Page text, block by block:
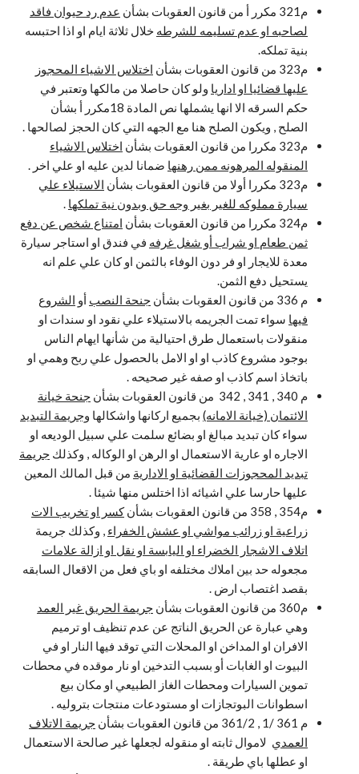
م321 مكرر أ من قانون العقوبات بشأن
عدم رد حيوان فاقد
لصاحبه او عدم تسليمه للشرطه خلال ثلاثة ايام او اذا احتبسه
بنية تملكه.
م323 من قانون العقوبات بشأن
اختلاس الاشياء المحجوز
عليها قضائيا او اداريا ولو كان حاصلا من مالكها وتعتبر في
حكم السرقه الا انها يشملها نص المادة 18مكرر أ بشأن
الصلح , ويكون الصلح هنا مع الجهه التي كان الحجز لصالحها .
م323 مكررا من قانون العقوبات بشأن
اختلاس الاشياء
المنقوله المرهونه ممن رهنها ضمانا لدين عليه او علي اخر .
م323 مكررا أولا من قانون العقوبات بشأن
الاستيلاء علي
سيارة مملوكه للغير بغير وجه حق وبدون نية تملكها
م324 مكررا من قانون العقوبات بشأن
امتناع شخص عن دفع
ثمن طعام او شراب أو شغل غرفه في فندق او استاجر سيارة
معدة للايجار او فر دون الوفاء بالثمن او كان علي علم انه
يستحيل دفع الثمن.
م 336 من قانون العقوبات بشأن
جنحة النصب أو الشروع
فيها سواء تمت الجريمه بالاستيلاء علي نقود او سندات او
منقولات باستعمال طرق احتيالية من شأنها ايهام الناس
بوجود مشروع كاذب او او الامل بالحصول علي ربح وهمي او
باتخاذ اسم كاذب او صفه غير صحيحه .
م 340 , 341 , 342 من قانون العقوبات بشأن
جنحة خيانة
الائتمان (خيانة الامانه) بجميع اركانها واشكالها وجريمة التبديد
سواء كان تبديد مبالغ او بضائع سلمت علي سبيل الوديعه او
الاجاره او عارية الاستعمال او الرهن او الوكاله , وكذلك جريمة
تبديد المحجوزات القضائية او الادارية من قبل المالك المعين
عليها حارسا علي اشيائه اذا اختلس منها شيئا .
م354 , 358 من قانون العقوبات بشأن
كسر او تخريب الات
زراعية او زرائب مواشي او عشش الخفراء , وكذلك جريمة
اتلاف الاشجار الخضراء او اليابسة او نقل او ازالة علامات
مجعوله حد بين املاك مختلفه او باي فعل من الاقعال السابقه
بقصد اغتصاب ارض .
م360 من قانون العقوبات بشأن
جريمة الحريق غير العمد
وهي عبارة عن الحريق الناتج عن عدم تنظيف او ترميم
الافران او المداخن او المحلات التي توقد فيها النار او في
البيوت او الغابات أو بسبب التدخين او نار موقده في محطات
تموين السيارات ومحطات الغاز الطبيعي او مكان بيع
اسطوانات البوتجازات او مستودعات منتجات بتروليه .
م 361 /1 , 361/2 من قانون العقوبات بشأن
جريمة الاتلاف
العمدي لاموال ثابته او منقوله لجعلها غير صالحة الاستعمال
او عطلها باي طريقة .